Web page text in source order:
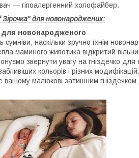
— гіпоалергенний холофайбер.
для новонароджених:
новонародженого
наскільки зручно їхнім
маминого животика відкритий
звернути увагу на гніздечко
кольорів і різних
вашому малюкові затишним